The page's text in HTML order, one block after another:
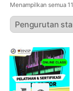
Menampilkan semua